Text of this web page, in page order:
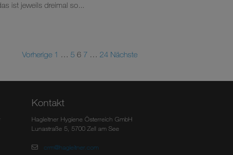
ist jeweils dreimal so...
Vorherige 1 … 5 6 7 … 24 Nächste
Kontakt
Hagleitner Hygiene Österreich GmbH
Lunastraße 5, 5700 Zell am See
crm@hagleitner.com